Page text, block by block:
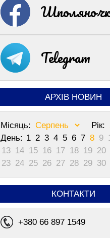
Telegram
АРХІВ НОВИН
Місяць:
Рік:
День: 1 2 3 4 5 6 7 8 9
13 14 15 16 17 18 19 20
23 24 25 26 27 28 29 30
КОНТАКТИ
+380 66 897 1549